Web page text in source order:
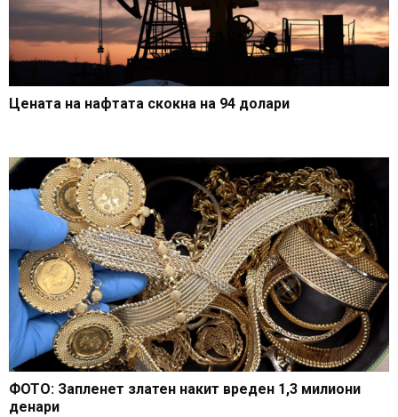
Цената на нафтата скокна на 94 долари
ФОТО: Запленет златен накит вреден 1,3 милиони
денари